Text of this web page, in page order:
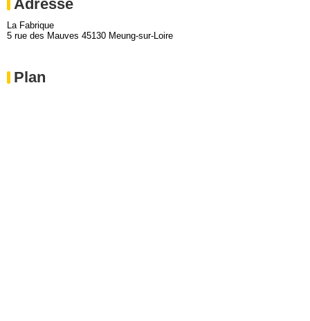
Adresse
La Fabrique
5 rue des Mauves 45130 Meung-sur-Loire
Plan